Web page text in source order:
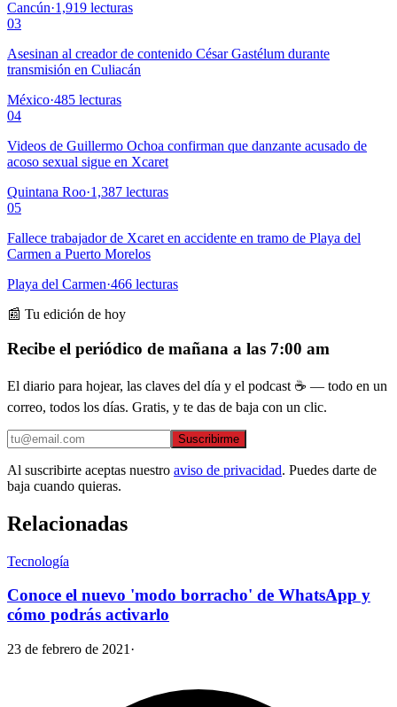
Cancún·1,919 lecturas
03
Asesinan al creador de contenido César Gastélum durante
transmisión en Culiacán
México·485 lecturas
04
Videos de Guillermo Ochoa confirman que danzante acusado de
acoso sexual sigue en Xcaret
Quintana Roo·1,387 lecturas
05
Fallece trabajador de Xcaret en accidente en tramo de Playa del
Carmen a Puerto Morelos
Playa del Carmen·466 lecturas
📰 Tu edición de hoy
Recibe el periódico de mañana a las 7:00 am
El diario para hojear, las claves del día y el podcast ☕ — todo en un
correo, todos los días. Gratis, y te das de baja con un clic.
Suscribirme
Al suscribirte aceptas nuestro aviso de privacidad. Puedes darte de
baja cuando quieras.
Relacionadas
Tecnología
Conoce el nuevo 'modo borracho' de WhatsApp y
cómo podrás activarlo
23 de febrero de 2021 ·